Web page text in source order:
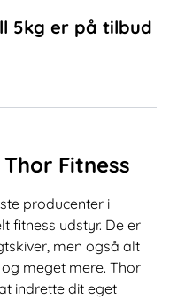
5kg er på tilbud
Fitness
producenter i
fitness udstyr. De er
men også alt
meget mere. Thor
indrette dit eget